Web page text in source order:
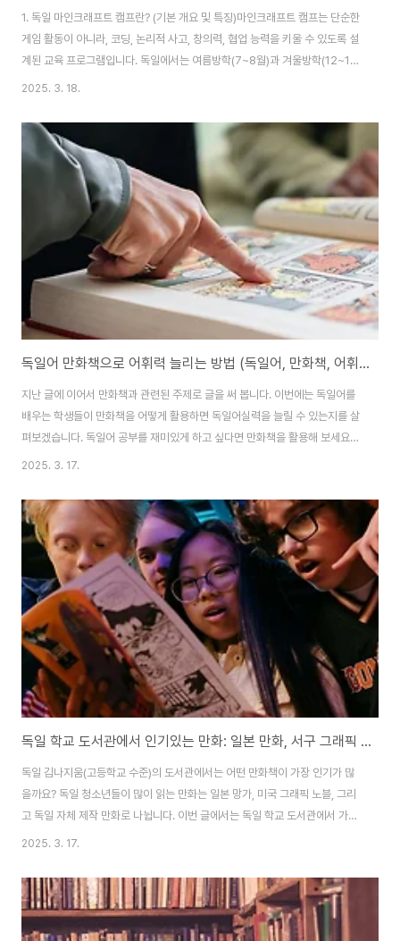
1. 독일 마인크래프트 캠프란? (기본 개요 및 특징)마인크래프트 캠프는 단순한
게임 활동이 아니라, 코딩, 논리적 사고, 창의력, 협업 능력을 키울 수 있도록 설
계된 교육 프로그램입니다. 독일에서는 여름방학(7~8월)과 겨울방학(12~1
월) 동안 1주일 일정(6박 7일)으로 운영되며, 참가자들은 캠프 시설에서 숙박
활용한 다양한 교육 프로그램을 포함하고 있다는 점입니다. 단순한 게임 플레
이가 아니라, 레드스톤 회로, 명령어 블록, 기본적인 프로그래밍 개념 등을 배우
면서 실질적인 IT 기술을 익힐 수 있습니다. 또한, 참가자들은 여러 명이 함께
협력하여 건축 프로젝트를 수행하면서 팀워크와 문제 해결 능력을 자연스럽게
기르게 됩니다...
2025. 3. 18.
독일어 만화책으로 어휘력 늘리는 방법 (독일어, 만화책, 어휘력)
지난 글에 이어서 만화책과 관련된 주제로 글을 써 봅니다. 이번에는 독일어를
배우는 학생들이 만화책을 어떻게 활용하면 독일어실력을 늘릴 수 있는지를 살
펴보겠습니다. 독일어 공부를 재미있게 하고 싶다면 만화책을 활용해 보세요!
그림과 함께 자연스럽게 문장을 익히면서 어휘력을 효과적으로 늘릴 수 있습니
다.1. 독일어 만화책이 어휘력 향상에 좋은 이유독일어를 배우는 학습자들은 새
로운 단어를 외우고 문장 구조를 익히는 과정에서 어려움을 겪곤 합니다. 일반
적인 학습 방법인 단어 암기나 문법 공부는 지루하고 부담스럽게 느껴질 수 있
습니다. 하지만 만화책을 활용하면 보다 흥미롭게 독일어를 익히면서도 효과적
으로 어휘력을 향상할 수 있습니다. 그렇..
2025. 3. 17.
독일 학교 도서관에서 인기있는 만화: 일본 만화, 서구 그래픽 노블, 독일 만화
독일 김나지움(고등학교 수준)의 도서관에서는 어떤 만화책이 가장 인기가 많
을까요? 독일 청소년들이 많이 읽는 만화는 일본 망가, 미국 그래픽 노블, 그리
고 독일 자체 제작 만화로 나뉩니다. 이번 글에서는 독일 학교 도서관에서 가장
많이 대출되는 만화책을 살펴보고, 그 이유와 특징을 분석해 보겠습니다.1. 독
받는 장르 중 하나입니다. 특히 액션, 판타지, 스포츠, 성장 스토리 등 다양한 장
르가 큰 인기를 끌고 있습니다.도서관 대출 순위 TOP 3 일본 만화✅ ‘귀멸의
칼날’(Demon Slayer) - 고토게 코요하루‘귀멸의 칼날’은 가족을 잃은 소년
2025. 3. 17.